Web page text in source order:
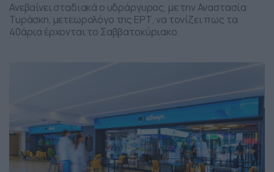
Ανεβαίνει σταδιακά ο υδράργυρος, με την Αναστασία
Τυράσκη, μετεωρολόγο της ΕΡΤ, να τονίζει πως τα
40άρια έρχονται το Σαββατοκύριακο.